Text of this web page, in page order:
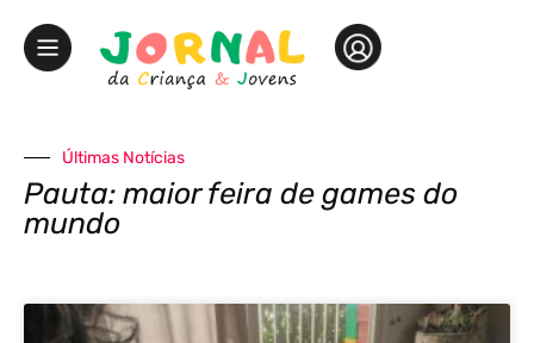
Últimas Notícias
Pauta: maior feira de games do
mundo